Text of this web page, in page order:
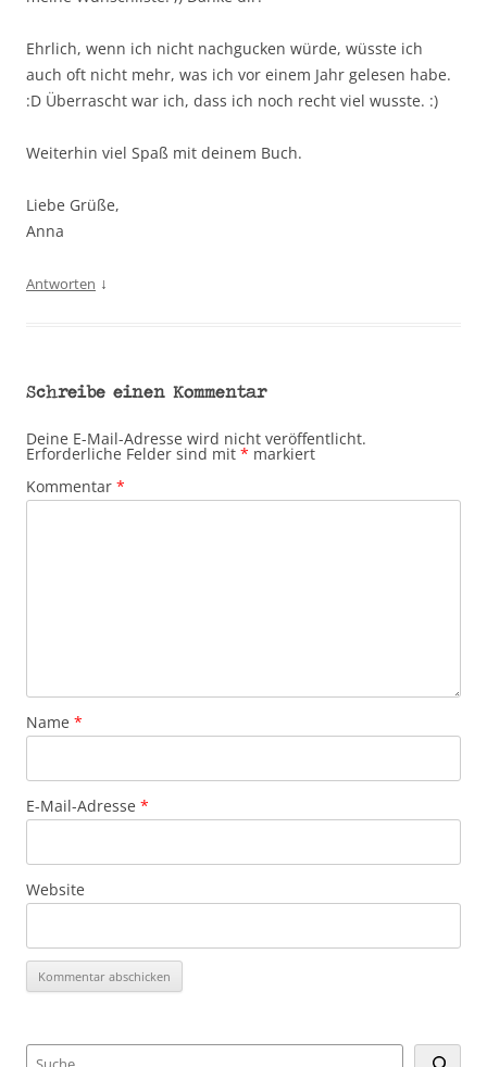
Ehrlich, wenn ich nicht nachgucken würde, wüsste ich
auch oft nicht mehr, was ich vor einem Jahr gelesen habe.
:D Überrascht war ich, dass ich noch recht viel wusste. :)
Weiterhin viel Spaß mit deinem Buch.
Liebe Grüße,
Anna
Antworten ↓
Schreibe einen Kommentar
Deine E-Mail-Adresse wird nicht veröffentlicht.
Erforderliche Felder sind mit * markiert
Kommentar *
Name *
E-Mail-Adresse *
Website
Suchen